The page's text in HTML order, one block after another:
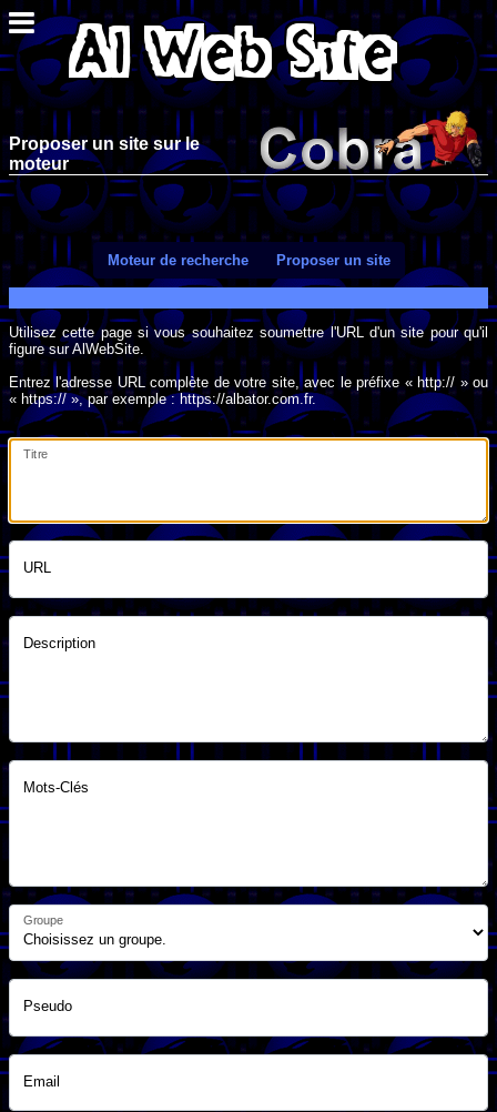
Proposer un site sur le
moteur
Moteur de recherche Proposer un site
Utilisez cette page si vous souhaitez soumettre l'URL d'un site pour qu'il
figure sur AlWebSite.
Entrez l'adresse URL complète de votre site, avec le préfixe « http:// » ou
« https:// », par exemple : https://albator.com.fr.
Titre
URL
Description
Mots-Clés
Groupe
Pseudo
Email